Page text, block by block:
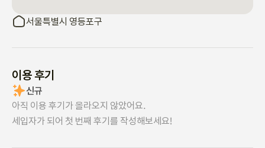
• 사용한 식기류는 즉시 설거지 필수
• 음식물은 싱크대가 아닌 음식물 쓰레기통에!
3.	세탁 이용 🧺
• 세탁기, 건조기 문 세게 닫기 금지 🚫
   (센서 고장 다발)
• 세제는 정량만 사용 (과다 사용 시 옷 손상)
서울특별시 영등포구
이용 후기
신규
아직 이용 후기가 올라오지 않았어요.
세입자가 되어 첫 번째 후기를 작성해보세요!